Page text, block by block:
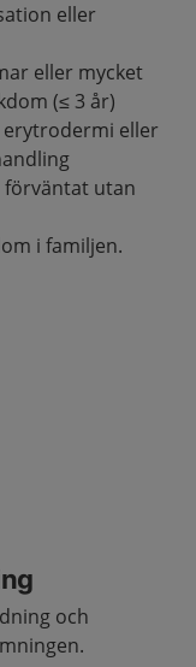
eller
eller mycket
(≤ 3 år)
eller
förväntat utan
i familjen.
och